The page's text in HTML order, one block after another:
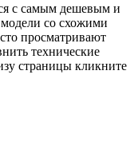
с самым дешевым и
модели со схожими
просматривают
технические
страницы кликните